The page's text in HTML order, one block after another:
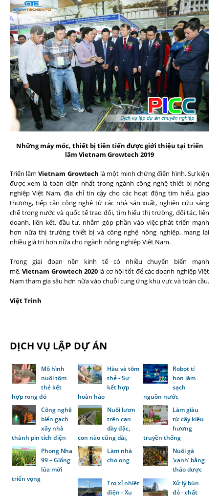
Những máy móc, thiết bị tiên tiến được giới thiệu tại triển
lãm Vietnam Growtech 2019
Triển lãmVietnam Growtech là một minh chứng điển hình. Sự kiện
được xem là toàn diện nhất trong ngành công nghệ thiết bị nông
nghiệp Việt Nam, địa chỉ tin cậy cho các hoạt động tìm hiểu, giao
thương, tiếp cận công nghệ từ các nhà sản xuất, nghiên cứu sáng
chế trong nước và quốc tế trao đổi, tìm hiểu thị trường, đối tác, liên
doanh, liên kết, đầu tư, nhằm góp phần vào việc phát triển mạnh
hơn nữa thị trường thiết bị và công nghệ nông nghiệp, mang lại
nhiều giá trị hơn nữa cho ngành nông nghiệp Việt Nam.
Trong giai đoạn nền kinh tế có nhiều chuyển biến mạnh
mẽ,Vietnam Growtech 2020 là cơ hội tốt để các doanh nghiệp Việt
Nam tham gia sâu hơn nữa vào chuỗi cung ứng khu vực và toàn cầu.
Việt Trinh
DỊCH VỤ LẬP DỰ ÁN
Mô hình
nuôi tôm
thẻ kết
hợp rong đỏ
Hàu và tôm
thẻ - Sự
kết hợp
hoàn hảo
Robot tí
hon làm
sạch
nguồn nước
Công nghệ
biến gạch
xây nhà
thành pin tích điện
Nuôi lươn
trên cạn
dày đặc,
con nào cũng dài,
Làm giàu
từ cây kiệu
hương
truyền thống
Phong Nha
99 – Giống
lúa mới
triển vọng
Làm nhà
cho ong
Nuôi gà
‘xanh’ bằng
thảo dược
Tro xỉ nhiệt
điện - Xu
Xử lý bùn
đỏ - chất